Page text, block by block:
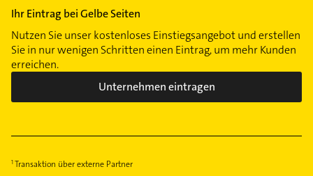
Ihr Eintrag bei Gelbe Seiten
Nutzen Sie unser kostenloses Einstiegsangebot und erstellen
Sie in nur wenigen Schritten einen Eintrag, um mehr Kunden
erreichen.
Unternehmen eintragen
Transaktion über externe Partner